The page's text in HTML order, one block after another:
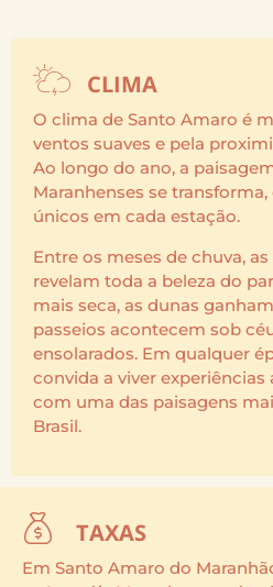
CLIMA
O clima de Santo Amaro é
ventos suaves e pela
Ao longo do ano, a
Maranhenses se
únicos em cada estação.
Entre os meses de chuva,
revelam toda a beleza do
mais seca, as dunas
passeios acontecem sob
ensolarados. Em qualquer
convida a viver
com uma das paisagens
Brasil.
TAXAS
Em Santo Amaro do